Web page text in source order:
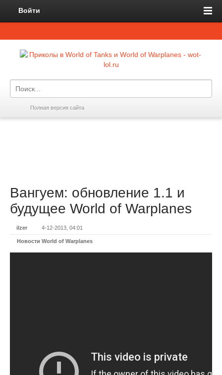
Войти
Полная версия сайта
Вангуем: обновление 1.1 и
будущее World of Warplanes
ilzer 4-12-2013, 04:01
Новости World of Warplanes